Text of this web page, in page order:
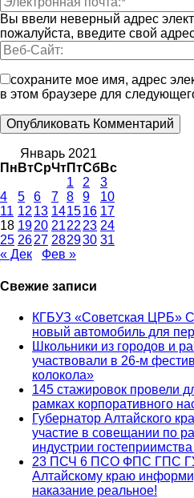
Вы ввели неверный адрес
пожалуйста, введите свой
сохраните мое имя, адрес
в этом браузере для
Январь 2021
Пн ВтСрЧтПтСбВс
1
2
3
4
5 6 7 8 9
10
11 12 13 141516 17
18 1920 2122 23 24
25 2627 282930 31
« Дек
Фев »
Свежие записи
КГБУЗ «Советская ЦРБ»
новый автомобиль для
Школьники из городов и
участвовали в 26-м
колокола»
145 стажировок провели
рамках корпоративного
Губернатор Алтайского
участие в совещании по
индустрии
23 ПСЧ 6 ПСО ФПС ГПС
Алтайскому краю
наказание реальное!